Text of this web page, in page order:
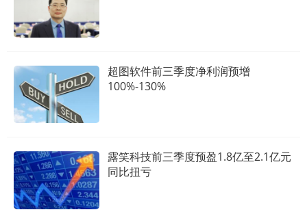
超图软件前三季度净利润预增
100%-130%
露笑科技前三季度预盈1.8亿至2.1亿元
同比扭亏